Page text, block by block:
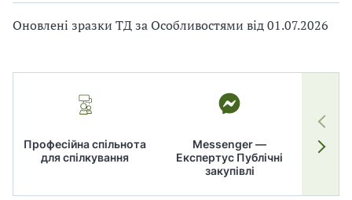
Оновлені зразки ТД за Особливостями від 01.07.2026
Професійна спільнота
для спілкування
Messenger —
Експертус Публічні
закупівлі